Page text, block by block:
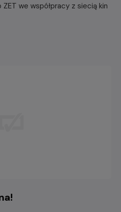
we współpracy z siecią kin